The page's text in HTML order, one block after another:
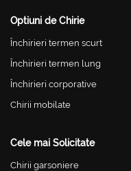
Optiuni de Chirie
Închirieri termen scurt
Închirieri termen lung
Închirieri corporative
Chirii mobilate
Cele mai Solicitate
Chirii garsoniere